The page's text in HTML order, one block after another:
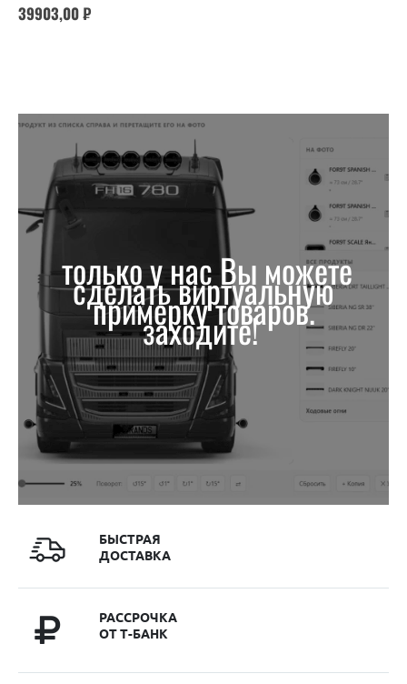
39903,00₽
только у нас Вы можете
сделать виртуальную
примерку товаров.
заходите!
БЫСТРАЯ
ДОСТАВКА
РАССРОЧКА
ОТ Т-БАНК